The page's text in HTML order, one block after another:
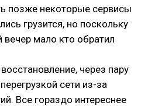
позже некоторые сервисы
грузится, но поскольку
вечер мало кто обратил
через пару
сети из-за
Все гораздо интереснее